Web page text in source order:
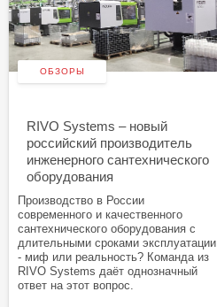
ОБЗОРЫ
RIVO Systems – новый
российский производитель
инженерного сантехнического
оборудования
Производство в России
современного и качественного
сантехнического оборудования с
длительными сроками эксплуатации
- миф или реальность? Команда из
RIVO Systems даёт однозначный
ответ на этот вопрос.